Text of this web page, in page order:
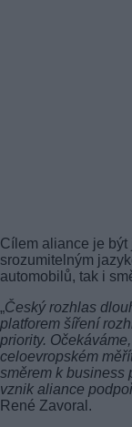
Cílem aliance je být
srozumitelným
automobilů, tak i
„Český rozhlas
platforem šíření
priority.
celoevropském
směrem k business
vznik aliance
René Zavoral.